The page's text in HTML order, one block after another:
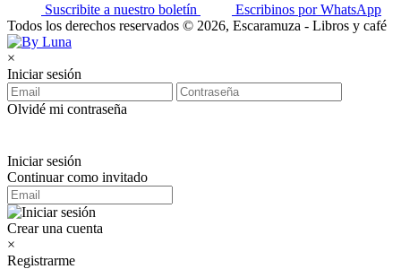
Suscribite a nuestro boletín
Escribinos por WhatsApp
Todos los derechos reservados © 2026, Escaramuza - Libros y café
×
Iniciar sesión
Olvidé mi contraseña
Iniciar sesión
Continuar como invitado
Crear una cuenta
×
Registrarme